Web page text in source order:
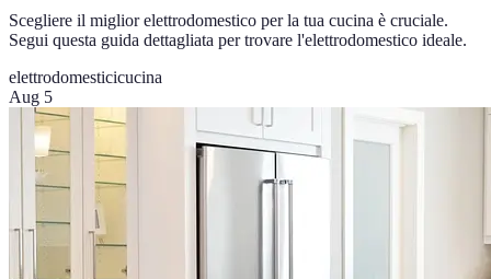
Scegliere il miglior elettrodomestico per la tua cucina è cruciale.
Segui questa guida dettagliata per trovare l'elettrodomestico ideale.
elettrodomesticicucina
Aug 5